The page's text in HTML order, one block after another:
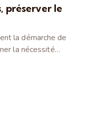
préserver le
la démarche de
la nécessité…